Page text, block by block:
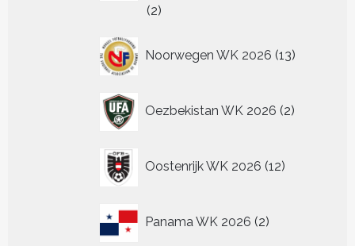
22
Noorwegen WK 2026 13
producten
Oezbekistan WK 2026 2
producten
Oostenrijk WK 2026 12
producten
Panama WK 2026 2
producten